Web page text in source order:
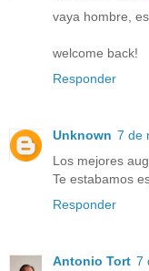
vaya hombre,
welcome back!
Responder
Unknown 7 de
Los mejores
Te estabamos
Responder
Antonio Tort 7